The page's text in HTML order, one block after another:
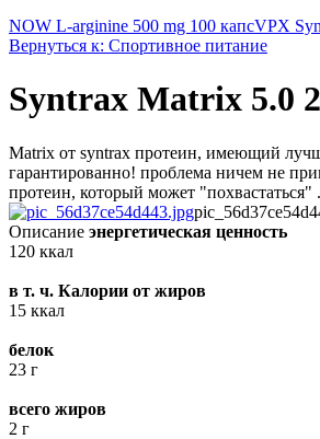
NOW L-arginine 500 mg 100 капсVPX
Вернуться к: Спортивное питание
Syntrax Matrix 5.0
Matrix от syntrax протеин, имеющий
гарантированно! проблема ничем не
протеин, который может "похвастаться"
Описание энергетическая ценность
120 ккал
в т. ч. Калории от жиров
15 ккал
белок
23 г
всего жиров
2 г